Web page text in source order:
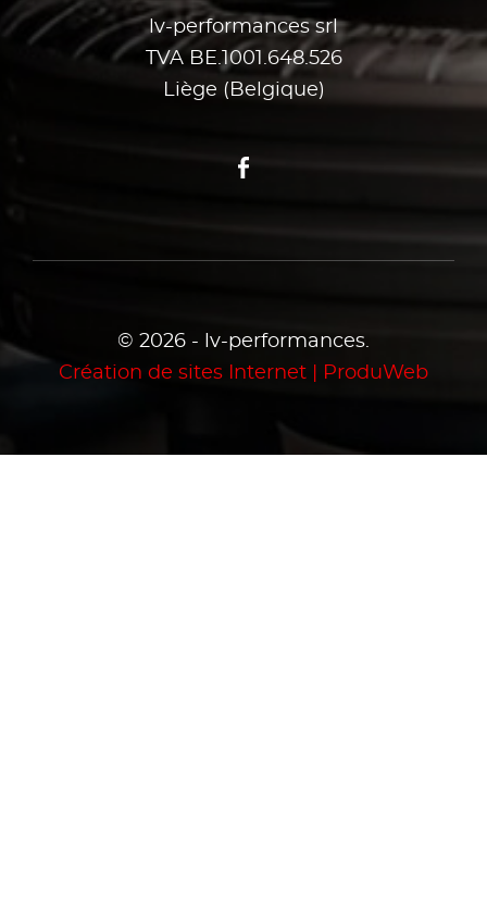
lv-performances srl
TVA BE.1001.648.526
Liège (Belgique)
© 2026 - lv-performances.
Création de sites Internet | ProduWeb